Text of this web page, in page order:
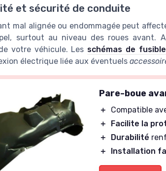
et sécurité de conduite
mal alignée ou endommagée peut
surtout au niveau des roues avant.
votre véhicule. Les schémas de
électrique liée aux éventuels
Pare-boue
＋
Compatible
＋
Facilite la
＋
Durabilité
＋
Installation